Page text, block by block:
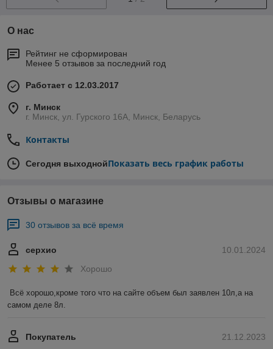
О нас
Рейтинг не сформирован
Менее 5 отзывов за последний год
Работает с 12.03.2017
г. Минск
г. Минск, ул. Гурского 16А, Минск, Беларусь
Контакты
Сегодня выходнойПоказать весь график работы
Отзывы о магазине
30 отзывов за всё время
10.01.2024
серхио
Хорошо
Всё хорошо,кроме того что на сайте объем был заявлен 10л,а на
самом деле 8л.
21.12.2023
Покупатель